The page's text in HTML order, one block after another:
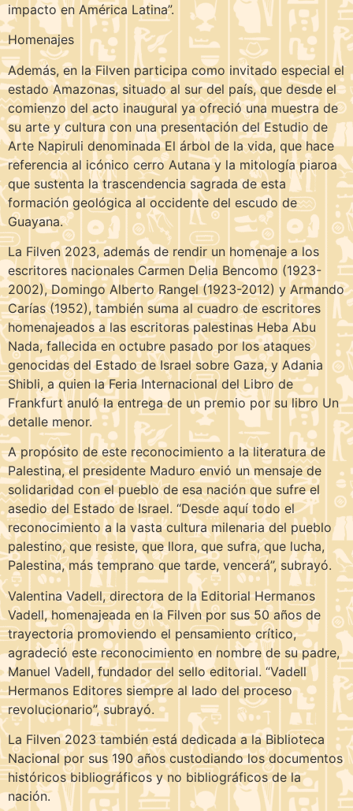
impacto en América Latina”.
Homenajes
Además, en la Filven participa como invitado especial el
estado Amazonas, situado al sur del país, que desde el
comienzo del acto inaugural ya ofreció una muestra de
su arte y cultura con una presentación del Estudio de
Arte Napiruli denominada El árbol de la vida, que hace
referencia al icónico cerro Autana y la mitología piaroa
que sustenta la trascendencia sagrada de esta
formación geológica al occidente del escudo de
Guayana.
La Filven 2023, además de rendir un homenaje a los
escritores nacionales Carmen Delia Bencomo (1923-
2002), Domingo Alberto Rangel (1923-2012) y Armando
Carías (1952), también suma al cuadro de escritores
homenajeados a las escritoras palestinas Heba Abu
Nada, fallecida en octubre pasado por los ataques
genocidas del Estado de Israel sobre Gaza, y Adania
Shibli, a quien la Feria Internacional del Libro de
Frankfurt anuló la entrega de un premio por su libro Un
detalle menor.
A propósito de este reconocimiento a la literatura de
Palestina, el presidente Maduro envió un mensaje de
solidaridad con el pueblo de esa nación que sufre el
asedio del Estado de Israel. “Desde aquí todo el
reconocimiento a la vasta cultura milenaria del pueblo
palestino, que resiste, que llora, que sufra, que lucha,
Palestina, más temprano que tarde, vencerá”, subrayó.
Valentina Vadell, directora de la Editorial Hermanos
Vadell, homenajeada en la Filven por sus 50 años de
trayectoria promoviendo el pensamiento crítico,
agradeció este reconocimiento en nombre de su padre,
Manuel Vadell, fundador del sello editorial. “Vadell
Hermanos Editores siempre al lado del proceso
revolucionario”, subrayó.
La Filven 2023 también está dedicada a la Biblioteca
Nacional por sus 190 años custodiando los documentos
históricos bibliográficos y no bibliográficos de la
nación.